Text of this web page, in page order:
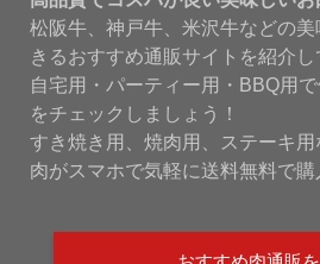
松阪牛、神戸牛、米沢牛などの
きるおすすめ通販サイトを紹介し
自宅用・パーティー用・BBQ用
をチェックしましょう！
すき焼き用、焼肉用、ステーキ
肉がスマホで気軽に送料無料で購